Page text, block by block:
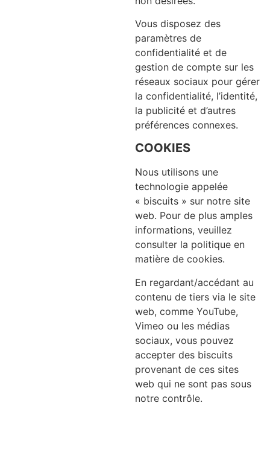
Vous disposez des
paramètres de
confidentialité et de
gestion de compte sur les
réseaux sociaux pour gérer
la confidentialité, l’identité,
la publicité et d’autres
préférences connexes.
COOKIES
Nous utilisons une
technologie appelée
« biscuits » sur notre site
web. Pour de plus amples
informations, veuillez
consulter la politique en
matière de cookies.
En regardant/accédant au
contenu de tiers via le site
web, comme YouTube,
Vimeo ou les médias
sociaux, vous pouvez
accepter des biscuits
provenant de ces sites
web qui ne sont pas sous
notre contrôle.